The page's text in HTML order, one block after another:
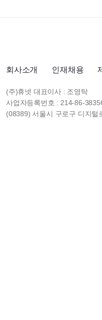
회사소개 인재채용
(주)휴넷 대표이사 : 조영탁
사업자등록번호 : 214-86-
(08389) 서울시 구로구 디지